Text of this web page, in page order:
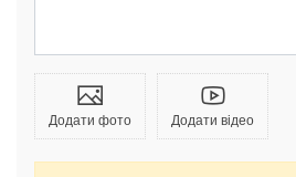
Додати фото Додати відео